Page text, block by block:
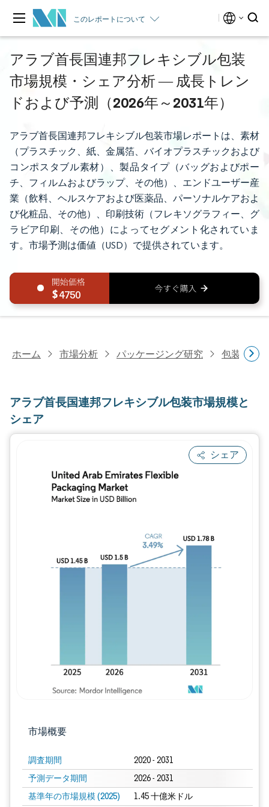
このレポートについて
アラブ首長国連邦フレキシブル包装
市場規模・シェア分析 ― 成長トレン
ドおよび予測（2026年～2031年）
アラブ首長国連邦フレキシブル包装市場レポートは、素材
（プラスチック、紙、金属箔、バイオプラスチックおよび
コンポスタブル素材）、製品タイプ（バッグおよびポー
チ、フィルムおよびラップ、その他）、エンドユーザー産
業（飲料、ヘルスケアおよび医薬品、パーソナルケアおよ
び化粧品、その他）、印刷技術（フレキソグラフィー、グ
ラビア印刷、その他）によってセグメント化されていま
す。市場予測は価値（USD）で提供されています。
4750
ホーム 市場分析 パッケージング研究 包装形態
アラブ首長国連邦フレキシブル包装市場規模と
シェア
シェア
市場概要
調査期間 2020 - 2031
予測データ期間 2026 - 2031
基準年の市場規模 (2025) 1.45 十億米ドル